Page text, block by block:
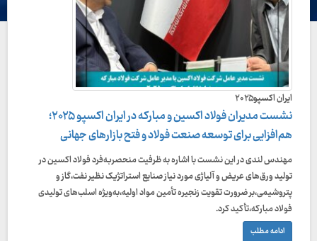
ایران اکسپو۲۰۲۵
نشست مدیران فولاد اکسین و مبارکه در ایران اکسپو ۲۰۲۵؛
هم‌افزایی برای توسعه صنعت فولاد و فتح بازارهای جهانی
مهندس لندی در این نشست با اشاره به ظرفیت منحصربه‌فرد فولاد اکسین در
تولید ورق‌های عریض و آلیاژی مورد نیاز صنایع استراتژیک نظیر نفت،گاز و
پتروشیمی،بر ضرورت تقویت زنجیره تأمین مواد اولیه،به‌ویژه اسلب‌های تولیدی
فولاد مبارکه،تأکید کرد.
ادامه مطلب